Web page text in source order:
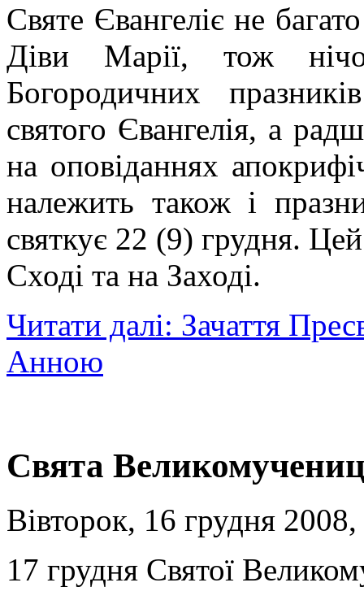
Святе Євангеліє не
Діви Марії, тож
Богородичних
святого Євангелія, а
на оповіданнях
належить також і
святкує 22 (9) грудня.
Сході та на Заході.
Читати далі: Зачаття
Анною
Свята
Вівторок, 16 грудня
17 грудня Святої